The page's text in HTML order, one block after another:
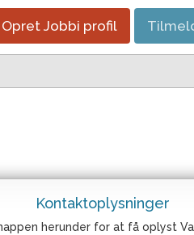
Opret Jobbi profil
Kontaktoplysninger
herunder for at få oplyst